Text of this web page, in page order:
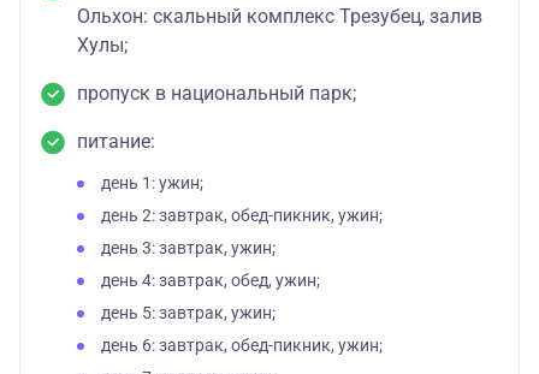
Ольхон: скальный комплекс Трезубец, залив
Хулы;
пропуск в национальный парк;
питание:
день 1: ужин;
день 2: завтрак, обед-пикник, ужин;
день 3: завтрак, ужин;
день 4: завтрак, обед, ужин;
день 5: завтрак, ужин;
день 6: завтрак, обед-пикник, ужин;